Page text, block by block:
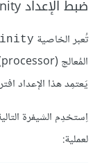
ضبط الإعداد ProcessThread.ProcessorAffinity
تُعبر الخاصية
يَعتمِد هذا الإعداد
اِستخدِم الشيفرة
لعملية: